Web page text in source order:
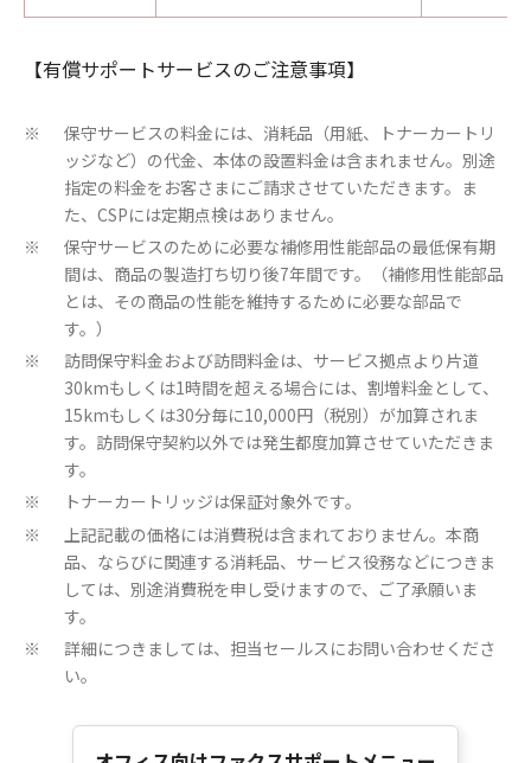
【有償サポートサービスのご注意事項】
※
保守サービスの料金には、消耗品（用紙、トナーカートリ
ッジなど）の代金、本体の設置料金は含まれません。別途
指定の料金をお客さまにご請求させていただきます。ま
た、CSPには定期点検はありません。
※
保守サービスのために必要な補修用性能部品の最低保有期
間は、商品の製造打ち切り後7年間です。（補修用性能部品
とは、その商品の性能を維持するために必要な部品で
す。）
※
訪問保守料金および訪問料金は、サービス拠点より片道
30kmもしくは1時間を超える場合には、割増料金として、
15kmもしくは30分毎に10,000円（税別）が加算されま
す。訪問保守契約以外では発生都度加算させていただきま
す。
※ トナーカートリッジは保証対象外です。
※
上記記載の価格には消費税は含まれておりません。本商
品、ならびに関連する消耗品、サービス役務などにつきま
しては、別途消費税を申し受けますので、ご了承願いま
す。
※
詳細につきましては、担当セールスにお問い合わせくださ
い。